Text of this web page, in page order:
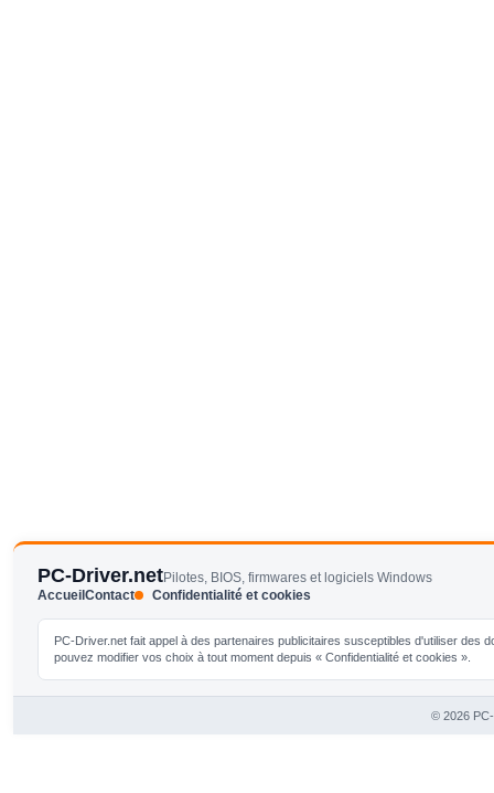
PC-Driver.netPilotes, BIOS, firmwares et logiciels Windows
AccueilContact Confidentialité et cookies
PC-Driver.net fait appel à des partenaires publicitaires susceptibles d'utiliser
pouvez modifier vos choix à tout moment depuis « Confidentialité et cookies ».
© 2026